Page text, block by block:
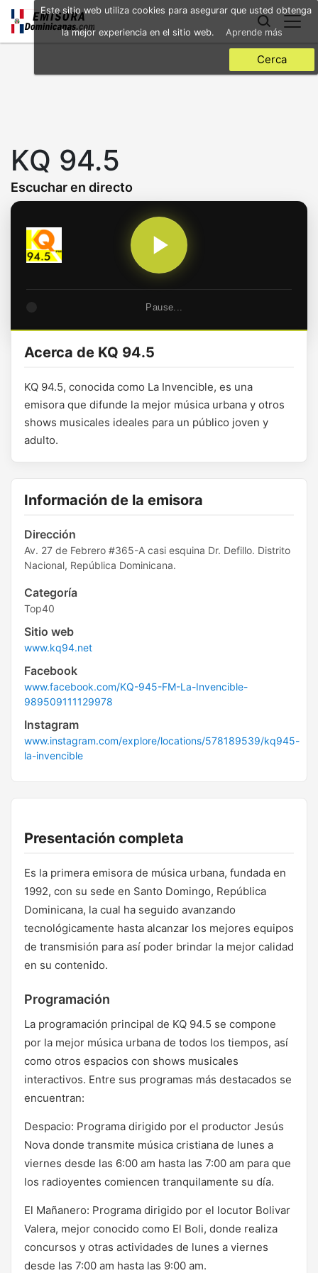
Skip
main
KQ 94.5
Escuchar en directo
Pause...
Acerca de KQ 94.5
KQ 94.5, conocida como La Invencible, es una
emisora que difunde la mejor música urbana y otros
shows musicales ideales para un público joven y
adulto.
Información de la emisora
Dirección
Av. 27 de Febrero #365-A casi esquina Dr. Defillo. Distrito
Nacional, República Dominicana.
Categoría
Top40
Sitio web
www.kq94.net
Facebook
www.facebook.com/KQ-945-FM-La-Invencible-
989509111129978
Instagram
www.instagram.com/explore/locations/578189539/kq945-
la-invencible
Presentación completa
Es la primera emisora de música urbana, fundada en
1992, con su sede en Santo Domingo, República
Dominicana, la cual ha seguido avanzando
tecnológicamente hasta alcanzar los mejores equipos
de transmisión para así poder brindar la mejor calidad
en su contenido.
Programación
La programación principal de KQ 94.5 se compone
por la mejor música urbana de todos los tiempos, así
como otros espacios con shows musicales
interactivos. Entre sus programas más destacados se
encuentran:
Despacio: Programa dirigido por el productor Jesús
Nova donde transmite música cristiana de lunes a
viernes desde las 6:00 am hasta las 7:00 am para que
los radioyentes comiencen tranquilamente su día.
El Mañanero: Programa dirigido por el locutor Bolivar
Valera, mejor conocido como El Boli, donde realiza
concursos y otras actividades de lunes a viernes
desde las 7:00 am hasta las 9:00 am.
Este sitio web utiliza cookies para asegurar que usted obtenga
la mejor experiencia en el sitio web. Aprende más
Cerca